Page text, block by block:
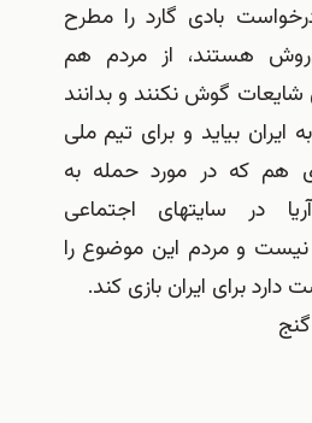
بادی گارد را مطرح
هستند، از مردم هم
گوش نکنند و بدانند
ایران بیاید و برای تیم ملی
هم که در مورد حمله به
در سایتهای اجتماعی
نیست و مردم این موضوع را
دارد برای ایران بازی کند.